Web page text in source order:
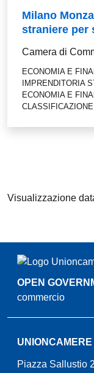
Milano
straniere per
Camera di
ECONOMIA E
IMPRENDITORIA
ECONOMIA E
Visualizzazione
OPEN
commercio
UNIONCAMERE
Piazza Sallustio